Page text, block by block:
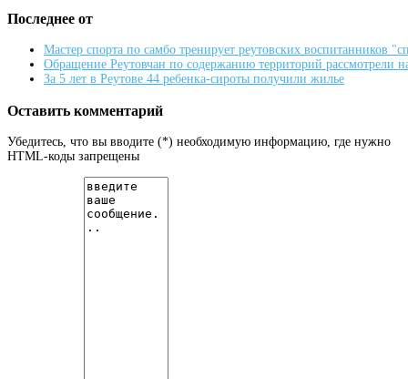
Последнее от
Мастер спорта по самбо тренирует реутовских воспитанников
Обращение Реутовчан по содержанию территорий рассмотрели
За 5 лет в Реутове 44 ребенка-сироты получили жилье
Оставить комментарий
Убедитесь, что вы вводите (*) необходимую информацию, где нужно
HTML-коды запрещены